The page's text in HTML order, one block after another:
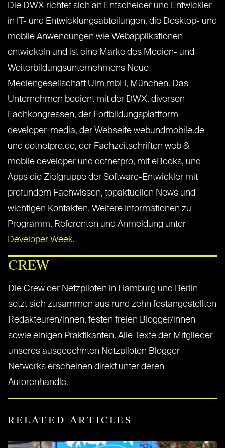
Die DWX richtet sich an Entscheider und Entwickler
in IT- und Entwicklungsabteilungen, die Desktop- und
mobile Anwendungen wie Webapplikationen
entwickeln und ist eine Marke des Medien- und
Weiterbildungsunternehmens Neue
Mediengesellschaft Ulm mbH, München. Das
Unternehmen bedient mit der DWX, diversen
Fachkongressen, der Fortbildungsplattform
developer-media, der Webseite webundmobile.de
und dotnetpro.de, der Fachzeitschriften web &
mobile developer und dotnetpro, mit eBooks, und
Apps die Zielgruppe der Software-Entwickler mit
profundem Fachwissen, topaktuellen News und
wichtigen Kontakten. Weitere Informationen zu
Programm, Referenten und Anmeldung unter
Developer Week.
CREW
Die Crew der Netzpiloten in Hamburg und Berlin
setzt sich zusammen aus rund zehn festangestellten
Redakteuren/innen, festen freien Blogger/innen
sowie einigen Praktikanten. Alle Texte der Mitglieder
unseres ausgedehnten Netzpiloten Blogger
Networks erscheinen direkt unter deren
Autorenhandle.
RELATED ARTICLES